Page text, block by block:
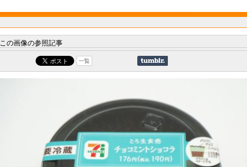
この画像の参照記事
一覧